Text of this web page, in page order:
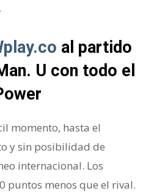
al partido
U con todo el
momento, hasta el
y sin posibilidad de
internacional. Los
puntos menos que el rival.